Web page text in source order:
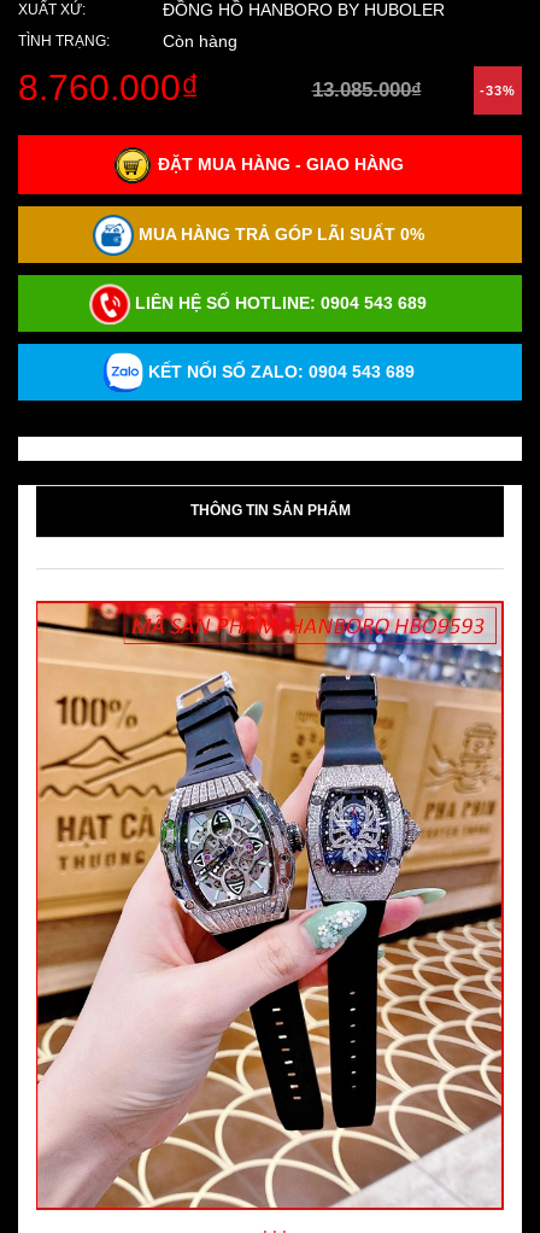
XUẤT XỨ: ĐỒNG HỒ HANBORO BY HUBOLER
TÌNH TRẠNG: Còn hàng
8.760.000₫ 13.085.000₫ -33%
ĐẶT MUA HÀNG - GIAO HÀNG
MUA HÀNG TRẢ GÓP LÃI SUẤT 0%
LIÊN HỆ SỐ HOTLINE: 0904 543 689
KẾT NỐI SỐ ZALO: 0904 543 689
THÔNG TIN SẢN PHẨM